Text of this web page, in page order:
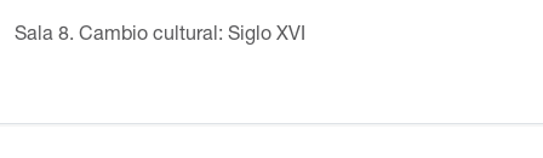
Sala 8. Cambio cultural: Siglo XVI